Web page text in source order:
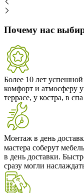
Почему нас
Более 10 лет
комфорт и атмосферу
террасе, у костра, в
Монтаж в день
мастера соберут
в день доставки.
сразу могли